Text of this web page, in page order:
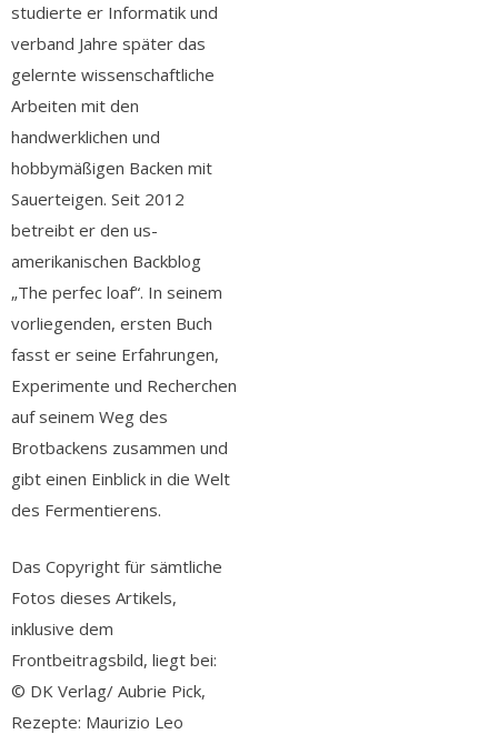
studierte er Informatik und
verband Jahre später das
gelernte wissenschaftliche
Arbeiten mit den
handwerklichen und
hobbymäßigen Backen mit
Sauerteigen. Seit 2012
betreibt er den us-
amerikanischen Backblog
„The perfec loaf“. In seinem
vorliegenden, ersten Buch
fasst er seine Erfahrungen,
Experimente und Recherchen
auf seinem Weg des
Brotbackens zusammen und
gibt einen Einblick in die Welt
des Fermentierens.
Das Copyright für sämtliche
Fotos dieses Artikels,
inklusive dem
Frontbeitragsbild, liegt bei:
© DK Verlag/ Aubrie Pick,
Rezepte: Maurizio Leo